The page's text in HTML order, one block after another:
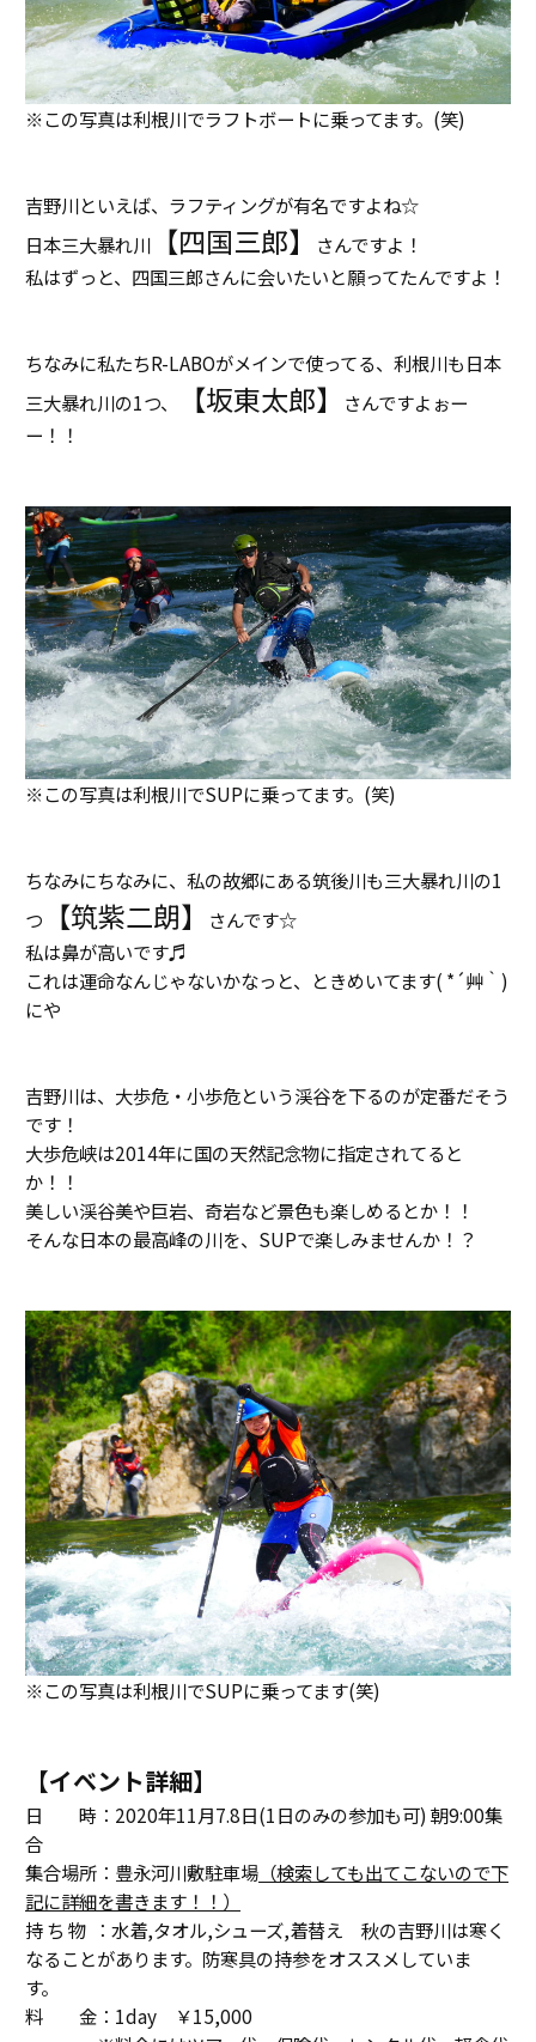
※この写真は利根川でラフトボートに乗ってます。(笑)
吉野川といえば、ラフティングが有名ですよね☆
日本三大暴れ川
【四国三郎】
さんですよ！
私はずっと、四国三郎さんに会いたいと願ってたんですよ！
ちなみに私たちR-LABOがメインで使ってる、利根川も日本
三大暴れ川の1つ、
【坂東太郎】
さんですよぉー
ー！！
※この写真は利根川でSUPに乗ってます。(笑)
ちなみにちなみに、私の故郷にある筑後川も三大暴れ川の1
つ
【筑紫二朗】
さんです☆
私は鼻が高いです♬
これは運命なんじゃないかなっと、ときめいてます( *´艸｀)
にや
吉野川は、大歩危・小歩危という渓谷を下るのが定番だそう
です！
大歩危峡は2014年に国の天然記念物に指定されてると
か！！
美しい渓谷美や巨岩、奇岩など景色も楽しめるとか！！
そんな日本の最高峰の川を、SUPで楽しみませんか！？
※この写真は利根川でSUPに乗ってます(笑)
【イベント詳細】
日 時：2020年11月7.8日(1日のみの参加も可) 朝9:00集
合
集合場所：豊永河川敷駐車場 （検索しても出てこないので下
記に詳細を書きます！！）
持 ち 物 ：水着,タオル,シューズ,着替え 秋の吉野川は寒く
なることがあります。防寒具の持参をオススメしていま
す。
料 金：1day ￥15,000